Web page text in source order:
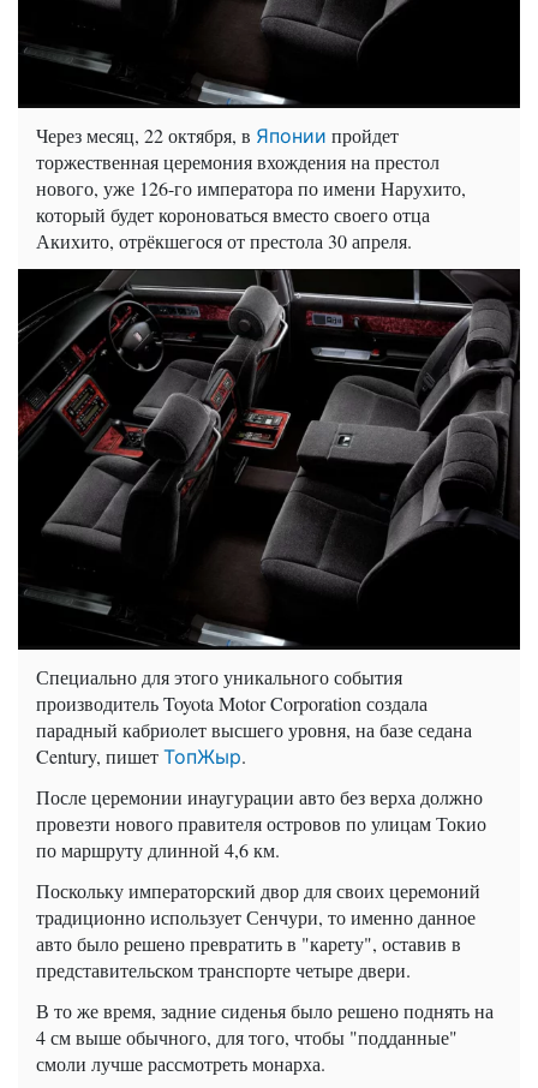
Через месяц, 22 октября, в Японии пройдет
торжественная церемония вхождения на престол
нового, уже 126-го императора по имени Нарухито,
который будет короноваться вместо своего отца
Акихито, отрёкшегося от престола 30 апреля.
Специально для этого уникального события
производитель Toyota Motor Corporation создала
парадный кабриолет высшего уровня, на базе седана
Century, пишет ТопЖыр.
После церемонии инаугурации авто без верха должно
провезти нового правителя островов по улицам Токио
по маршруту длинной 4,6 км.
Поскольку императорский двор для своих церемоний
традиционно использует Сенчури, то именно данное
авто было решено превратить в "карету", оставив в
представительском транспорте четыре двери.
В то же время, задние сиденья было решено поднять на
4 см выше обычного, для того, чтобы "подданные"
смоли лучше рассмотреть монарха.